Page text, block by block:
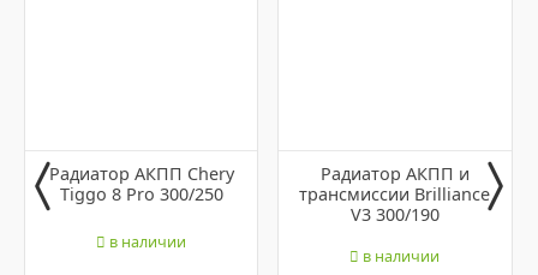
Радиатор АКПП Chery
Tiggo 8 Pro 300/250
в наличии
Радиатор АКПП и
трансмиссии Brilliance
V3 300/190
в наличии